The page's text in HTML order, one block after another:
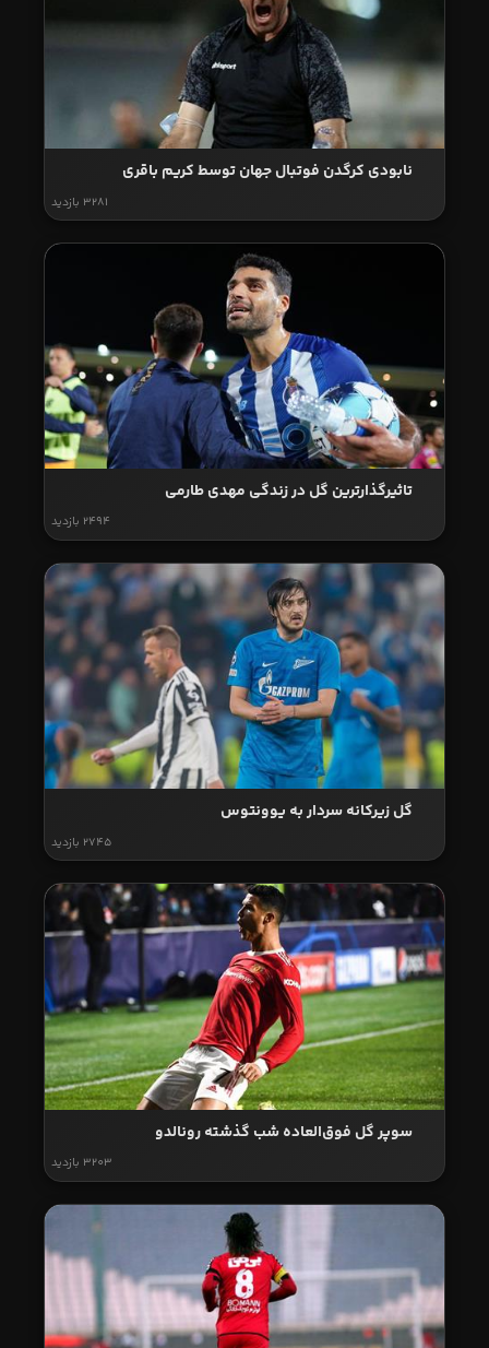
نابودی کرگدن فوتبال جهان توسط کریم باقری
3281 بازدید
تاثیرگذارترین گل در زندگی مهدی طارمی
2494 بازدید
گل زیرکانه سردار به یوونتوس
2745 بازدید
سوپر گل فوق‌العاده شب گذشته رونالدو
3203 بازدید